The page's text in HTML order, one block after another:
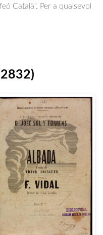
Català". Per a qualsevol